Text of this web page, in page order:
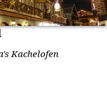
Kachelofen